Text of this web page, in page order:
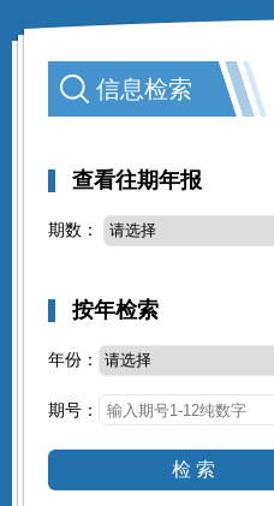
信息检索
查看往期年报
期数：
按年检索
年份：
期号：
检 索